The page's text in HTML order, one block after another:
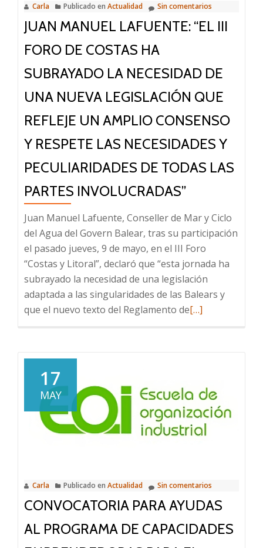
Carla Publicado en Actualidad Sin comentarios
JUAN MANUEL LAFUENTE: “EL III
FORO DE COSTAS HA
SUBRAYADO LA NECESIDAD DE
UNA NUEVA LEGISLACIÓN QUE
REFLEJE UN AMPLIO CONSENSO
Y RESPETE LAS NECESIDADES Y
PECULIARIDADES DE TODAS LAS
PARTES INVOLUCRADAS”
Juan Manuel Lafuente, Conseller de Mar y Ciclo
del Agua del Govern Balear, tras su participación
el pasado jueves, 9 de mayo, en el III Foro
“Costas y Litoral”, declaró que “esta jornada ha
subrayado la necesidad de una legislación
adaptada a las singularidades de las Balears y
que el nuevo texto del Reglamento deLeer
Lafuente:
“el
III
Foro
la
necesidad
[…]
17
MAY
Carla Publicado en Actualidad Sin comentarios
CONVOCATORIA PARA AYUDAS
AL PROGRAMA DE CAPACIDADES